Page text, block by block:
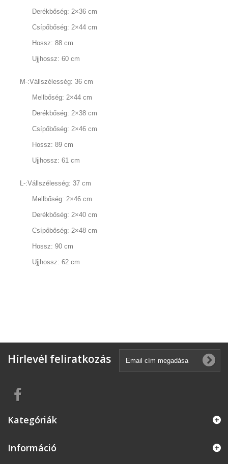
Derékbőség: 2×36 cm
Csípőbőség: 2×44 cm
Hossz: 88 cm
Ujjhossz: 60 cm
M-:Vállszélesség: 36 cm
Mellbőség: 2×44 cm
Derékbőség: 2×38 cm
Csípőbőség: 2×46 cm
Hossz: 89 cm
Ujjhossz: 61 cm
L-:Vállszélesség: 37 cm
Mellbőség: 2×46 cm
Derékbőség: 2×40 cm
Csípőbőség: 2×48 cm
Hossz: 90 cm
Ujjhossz: 62 cm
Hírlevél feliratkozás
Kategóriák
Információ